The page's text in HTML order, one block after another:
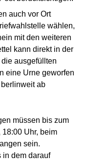
auch vor Ort
wählen,
mit den weiteren
kann direkt in der
ausgefüllten
eine Urne geworfen
ab
müssen bis zum
18:00 Uhr, beim
sein.
in dem darauf